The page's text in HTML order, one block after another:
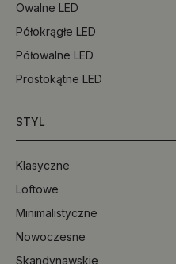
Owalne LED
Półokrągłe LED
Półowalne LED
Prostokątne LED
STYL
Klasyczne
Loftowe
Minimalistyczne
Nowoczesne
Skandynawskie